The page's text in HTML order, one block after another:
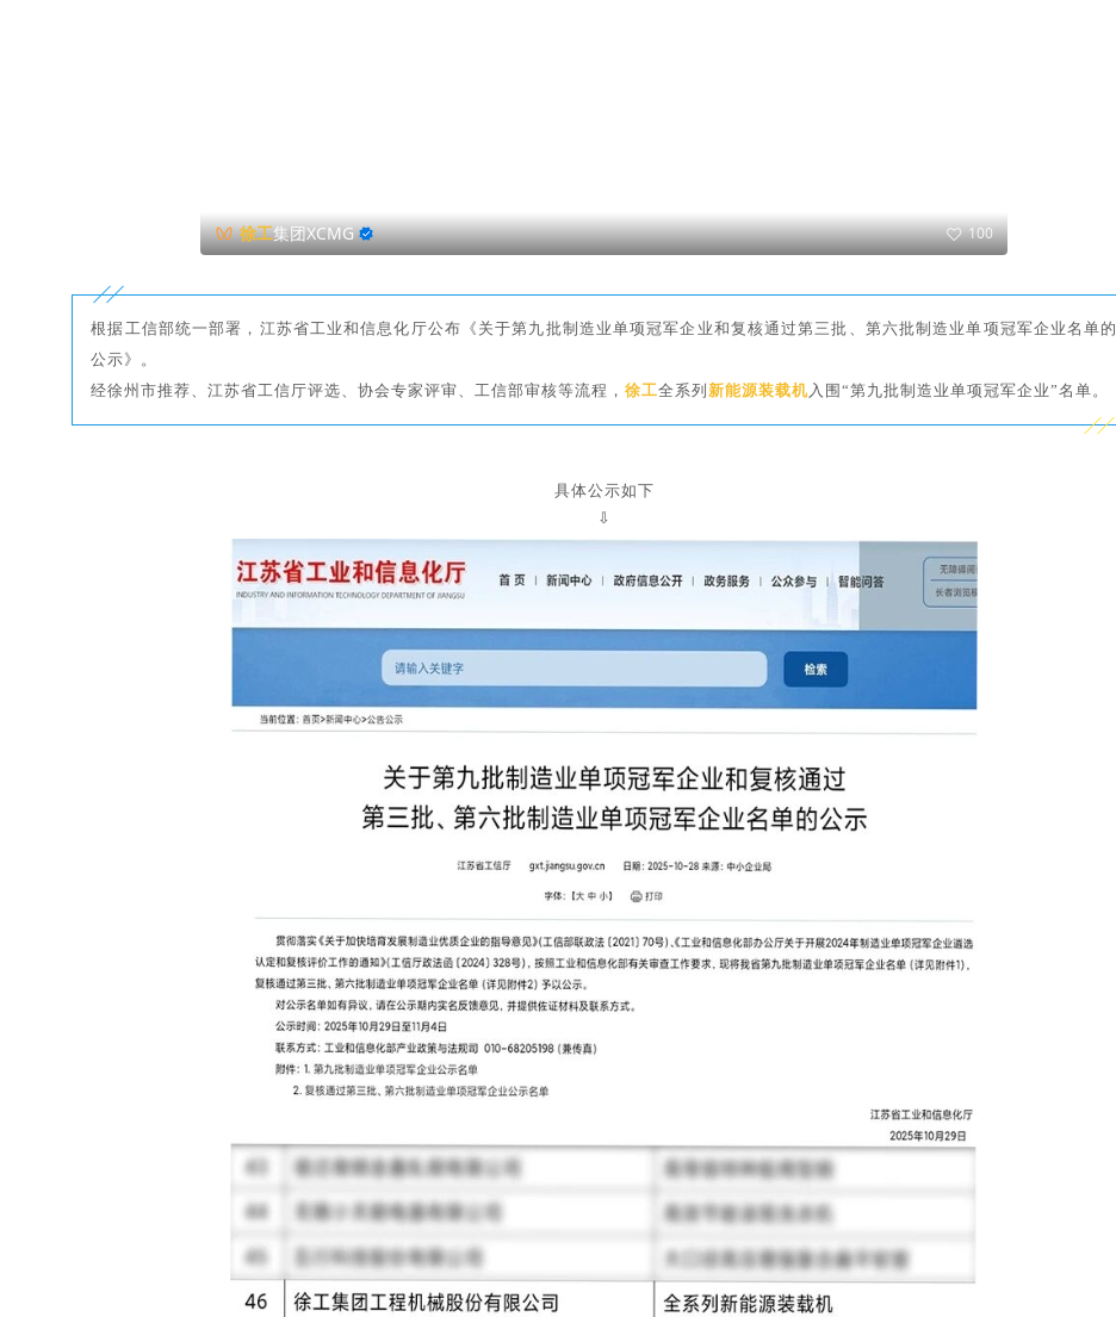
徐工集团XCMG 100
根据工信部统一部署，江苏省工业和信息化厅公布《关于第九批制造业单项冠军企业和复核通过第三批、第六批制造业单项冠军企业名单的
公示》。
经徐州市推荐、江苏省工信厅评选、协会专家评审、工信部审核等流程，徐工全系列新能源装载机入围“第九批制造业单项冠军企业”名单。
具体公示如下
⇩